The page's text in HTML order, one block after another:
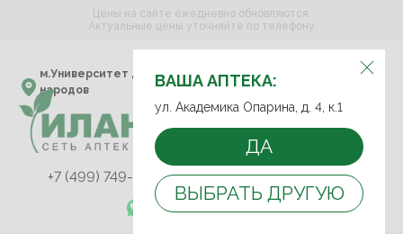
ВЫБЕРИТЕ АПТЕКУ:
м.Университет дружбы
народов
ул. Академика Опарина,
д. 4, к.1
ВАША АПТЕКА:
ул. Академика Опарина, д. 4, к.1
ДА
ВЫБРАТЬ ДРУГУЮ
Цены на сайте ежедневно обновляются.
Актуальные цены уточняйте по телефону
+7 (499) 749-75-92
+7 (499) 749-74-89
+7 (989) 579-78-73